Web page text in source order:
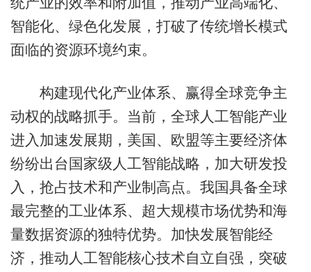
智能化、绿色化发展，打破了传统增长模式
面临的资源环境约束。
构建现代化产业体系、赢得全球竞争主
动权的战略抓手。当前，全球人工智能产业
进入加速发展期，美国、欧盟等主要经济体
纷纷出台国家级人工智能战略，加大研发投
入，抢占技术和产业制高点。我国具备全球
最完整的工业体系、超大规模市场优势和海
量数据资源的独特优势。加快发展智能经
济，推动人工智能核心技术自立自强，突破